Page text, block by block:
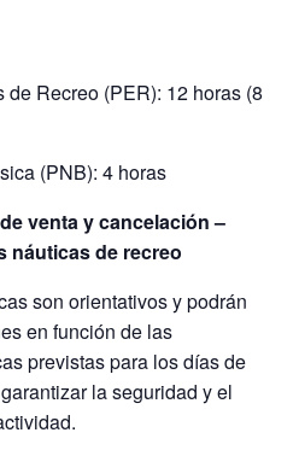
Recreo (PER): 12 horas (8
(PNB): 4 horas
venta y cancelación –
náuticas de recreo
son orientativos y podrán
en función de las
previstas para los días de
la seguridad y el